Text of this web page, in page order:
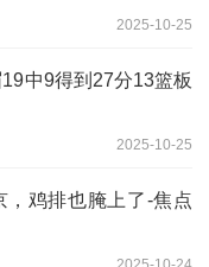
2025-10-25
中9得到27分13篮板
2025-10-25
，鸡排也腌上了-焦点